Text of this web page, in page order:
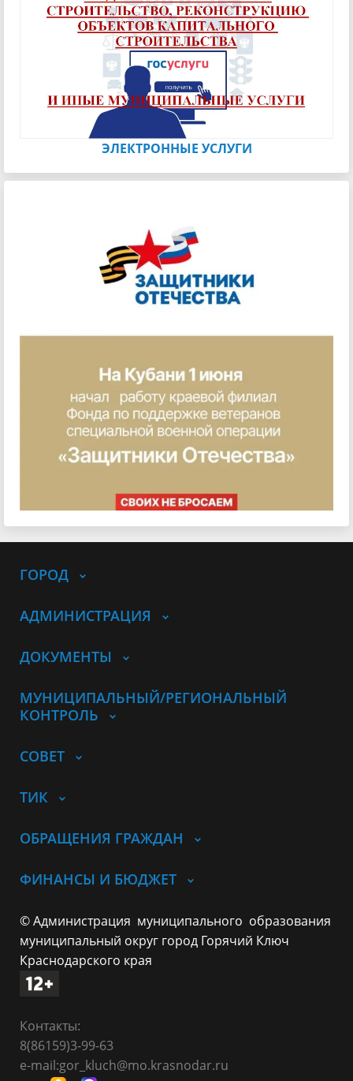
ЭЛЕКТРОННЫЕ УСЛУГИ
ГОРОД
АДМИНИСТРАЦИЯ
ДОКУМЕНТЫ
МУНИЦИПАЛЬНЫЙ/РЕГИОНАЛЬНЫЙ
КОНТРОЛЬ
СОВЕТ
ТИК
ОБРАЩЕНИЯ ГРАЖДАН
ФИНАНСЫ И БЮДЖЕТ
© Администрация муниципального образования
муниципальный округ город Горячий Ключ
Краснодарского края
Контакты:
8(86159)3-99-63
e-mail:gor_kluch@mo.krasnodar.ru